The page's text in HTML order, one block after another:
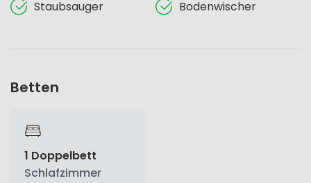
Staubsauger Bodenwischer
Betten
1 Doppelbett
Schlafzimmer